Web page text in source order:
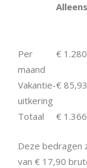
Per
maand
€
Vakantie-
uitkering
€ 85,93
Totaal €
Deze bedragen
van € 17,90